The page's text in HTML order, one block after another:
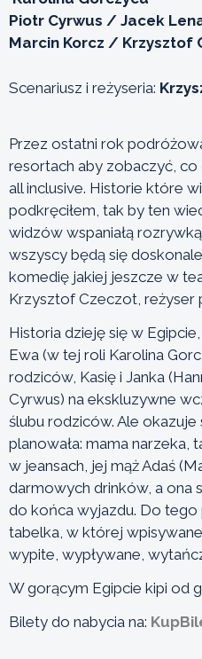
Piotr Cyrwus / Jacek
Marcin Korcz / Krzysztof
Scenariusz i reżyseria:
Przez ostatni rok
resortach aby zobaczyć, co
all inclusive. Historie które
podkręciłem, tak by ten
widzów wspaniałą
wszyscy będą się
komedię jakiej jeszcze w
Krzysztof Czeczot, reżyser
Historia dzieję się w
Ewa (w tej roli Karolina
rodziców, Kasię i Janka
Cyrwus) na ekskluzywne
ślubu rodziców. Ale okazuje
planowała: mama narzeka,
w jeansach, jej mąż Adaś
darmowych drinków, a ona
do końca wyjazdu. Do
tabelka, w której
wypite, wypływane,
W gorącym Egipcie kipi od
Bilety do nabycia na: